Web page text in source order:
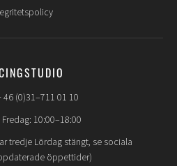
46 (0)31–711 01 10
10:00–18:00
tredje Lördag stängt, se sociala
öppettider)